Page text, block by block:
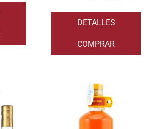
DETALLES
COMPRAR